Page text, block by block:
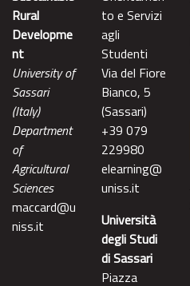
Rural
Developme
nt
University of
Sassari
(Italy)
Department
of
Agricultural
Sciences
maccard@u
niss.it
to e Servizi
agli
Studenti
Via del Fiore
Bianco, 5
(Sassari)
+39 079
229980
elearning@
uniss.it
Università
degli Studi
di Sassari
Piazza